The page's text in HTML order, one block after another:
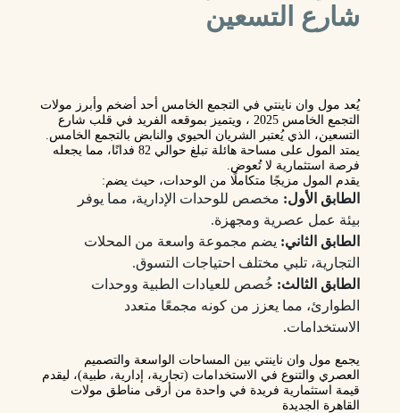
شارع التسعين
يُعد مول وان ناينتي في التجمع الخامس أحد أضخم وأبرز مولات
التجمع الخامس 2025 ، ويتميز بموقعه الفريد في قلب
شارع
التسعين، الذي يُعتبر الشريان الحيوي والنابض بالتجمع الخامس.
يمتد المول على مساحة هائلة تبلغ حوالي 82 فدانًا
، مما يجعله
فرصة استثمارية لا تُعوض.
يقدم المول مزيجًا متكاملًا من الوحدات، حيث يضم:
الطابق الأول: مخصص للوحدات الإدارية، مما يوفر
بيئة عمل عصرية ومجهزة.
الطابق الثاني: يضم مجموعة واسعة من المحلات
التجارية، تلبي مختلف احتياجات التسوق.
الطابق الثالث: خُصص للعيادات الطبية ووحدات
الطوارئ، مما يعزز من كونه مجمعًا متعدد
الاستخدامات.
يجمع مول وان ناينتي بين المساحات الواسعة والتصميم
العصري والتنوع في الاستخدامات (تجارية، إدارية، طبية)، ليقدم
قيمة استثمارية فريدة في واحدة من أرقى مناطق مولات
القاهرة الجديدة